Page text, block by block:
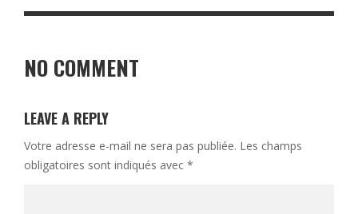
NO COMMENT
LEAVE A REPLY
Votre adresse e-mail ne sera pas publiée. Les champs
obligatoires sont indiqués avec *